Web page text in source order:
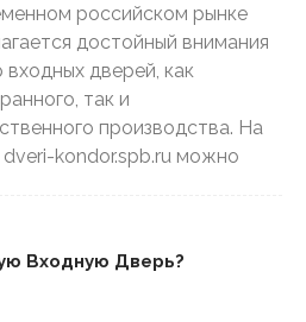
российском рынке
достойный внимания
входных дверей, как
так и
производства. На
dveri-kondor.spb.ru можно
Входную Дверь?